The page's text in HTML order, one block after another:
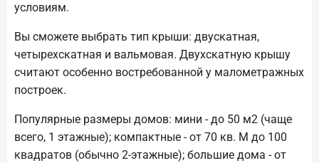
условиям.
Вы сможете выбрать тип крыши: двускатная,
четырехскатная и вальмовая. Двухскатную крышу
считают особенно востребованной у малометражных
построек.
Популярные размеры домов: мини - до 50 м2 (чаще
всего, 1 этажные); компактные - от 70 кв. М до 100
квадратов (обычно 2-этажные); большие дома - от